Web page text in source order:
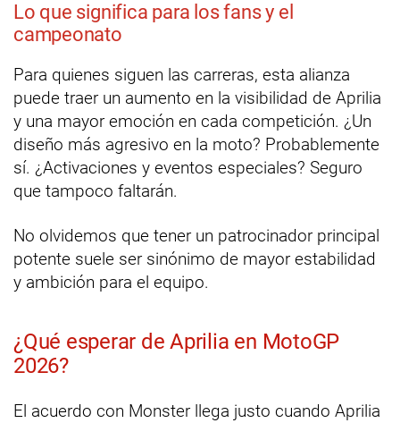
Lo que significa para los fans y el
campeonato
Para quienes siguen las carreras, esta alianza
puede traer un aumento en la visibilidad de Aprilia
y una mayor emoción en cada competición. ¿Un
diseño más agresivo en la moto? Probablemente
sí. ¿Activaciones y eventos especiales? Seguro
que tampoco faltarán.
No olvidemos que tener un patrocinador principal
potente suele ser sinónimo de mayor estabilidad
y ambición para el equipo.
¿Qué esperar de Aprilia en MotoGP
2026?
El acuerdo con Monster llega justo cuando Aprilia